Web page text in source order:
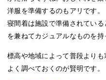
洋服を準備するのもアリです。
寝間着は施設で準備されてい
を兼ねてカジュアルなものを持
標高や地域によって普段よりも
よく調べておくのが賢明です。